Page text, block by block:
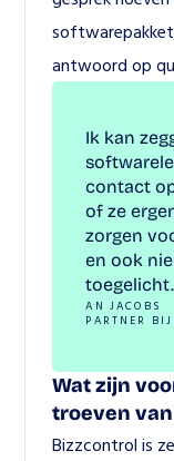
antwoord op
Ik kan
contact
of ze
zorgen
en ook
toegelicht.
AN JACOBS
PARTNER
Wat zijn
troeven
Bizzcontrol is